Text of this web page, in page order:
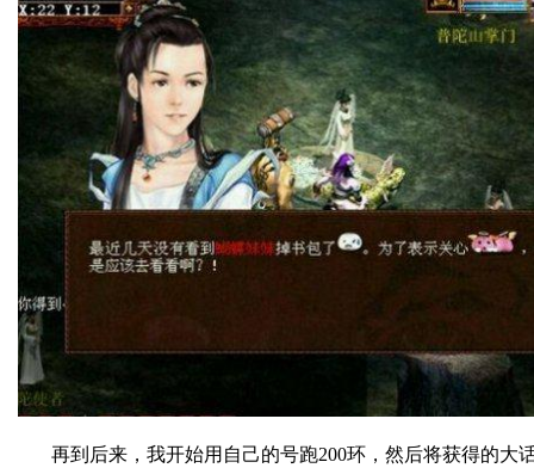
再到后来，我开始用自己的号跑200环，然后将获得的大